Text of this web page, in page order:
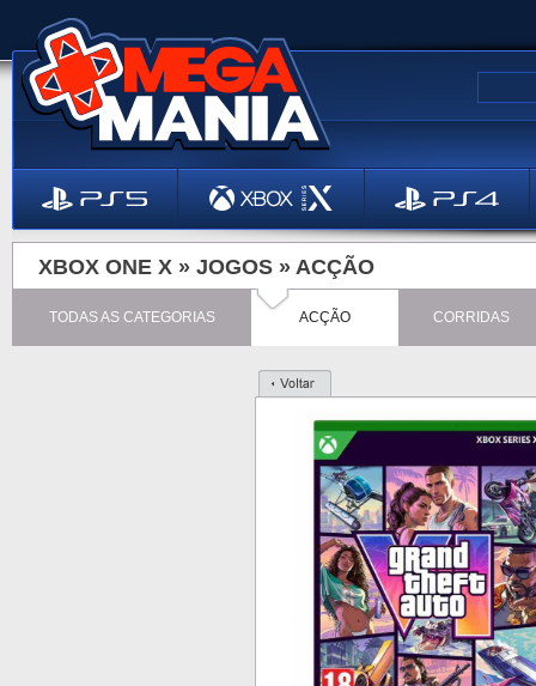
XBOX ONE X » JOGOS » ACÇÃO
TODAS AS CATEGORIAS ACÇÃO CORRIDAS